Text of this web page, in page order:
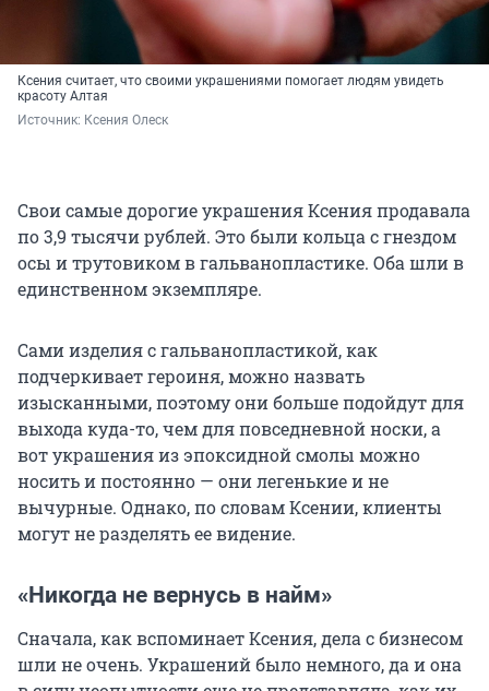
Ксения считает, что своими украшениями помогает людям увидеть
красоту Алтая
Источник: Ксения Олеск
Свои самые дорогие украшения Ксения продавала
по 3,9 тысячи рублей. Это были кольца с гнездом
осы и трутовиком в гальванопластике. Оба шли в
единственном экземпляре.
Сами изделия с гальванопластикой, как
подчеркивает героиня, можно назвать
изысканными, поэтому они больше подойдут для
выхода куда-то, чем для повседневной носки, а
вот украшения из эпоксидной смолы можно
носить и постоянно — они легенькие и не
вычурные. Однако, по словам Ксении, клиенты
могут не разделять ее видение.
«Никогда не вернусь в найм»
Сначала, как вспоминает Ксения, дела с бизнесом
шли не очень. Украшений было немного, да и она